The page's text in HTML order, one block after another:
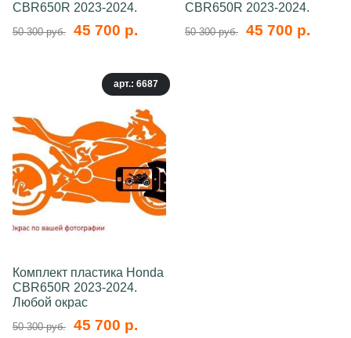
CBR650R 2023-2024.
50 300 руб. 45 700 р.
CBR650R 2023-2024.
50 300 руб. 45 700 р.
арт.: 6687
Комплект пластика Honda
CBR650R 2023-2024.
Любой окрас
50 300 руб. 45 700 р.